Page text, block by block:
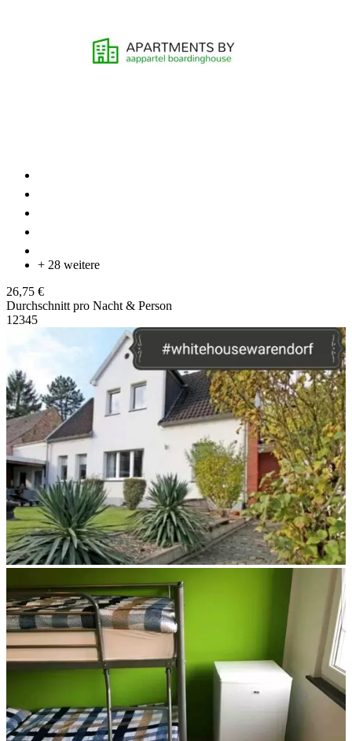
+ 28 weitere
26,75 €
Durchschnitt pro Nacht & Person
1 2345